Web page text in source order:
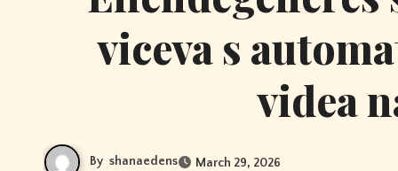
viceva s
videa
By shanaedens March 29, 2026